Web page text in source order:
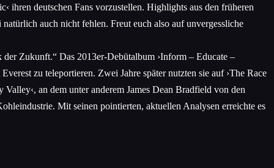
ihren deutschen Fans vorzustellen. Highlights aus den früheren
auch nicht fehlen. Freut euch also auf unvergessliche
Zukunft.“ Das 2013er-Debütalbum ›Inform – Educate –
zu teleportieren. Zwei Jahre später nutzten sie auf ›The Race
an dem unter anderem James Dean Bradfield von den
Mit seinen pointierten, aktuellen Analysen erreichte es